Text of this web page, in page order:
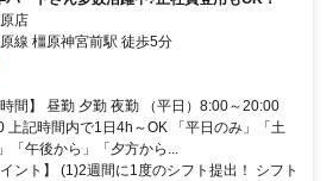
店
線 橿原神宮前駅 徒歩5分
間】 昼勤 夕勤 夜勤 （平日）8:00～20:00
上記時間内で1日4h～OK 「平日のみ」「土
「午後から」「夕方から...
ント】 (1)2週間に1度のシフト提出！ シフト